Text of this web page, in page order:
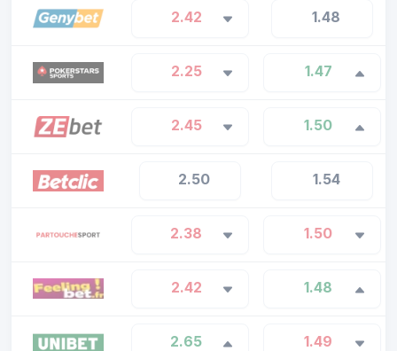
2.42 1.48
2.25 1.47
2.45 1.50
2.50 1.54
2.38 1.50
2.42 1.48
2.65 1.49